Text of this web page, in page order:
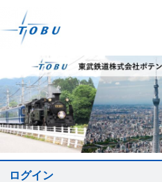
ログイン